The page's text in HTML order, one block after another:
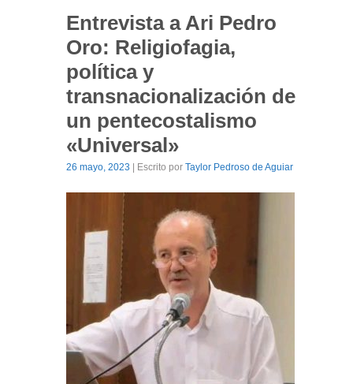
Entrevista a Ari Pedro
Oro: Religiofagia,
política y
transnacionalización de
un pentecostalismo
«Universal»
26 mayo, 2023 | Escrito por Taylor Pedroso de Aguiar